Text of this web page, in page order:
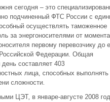
сегодня – это
подчиненный ФТС России с
осуществлять таможенное
за энергоносителями от момента
первому перевозчику до
Федерации. Общая
составляет 403
лица, способных выполнять
сложности.
ЦЭТ, в январе-августе 2008